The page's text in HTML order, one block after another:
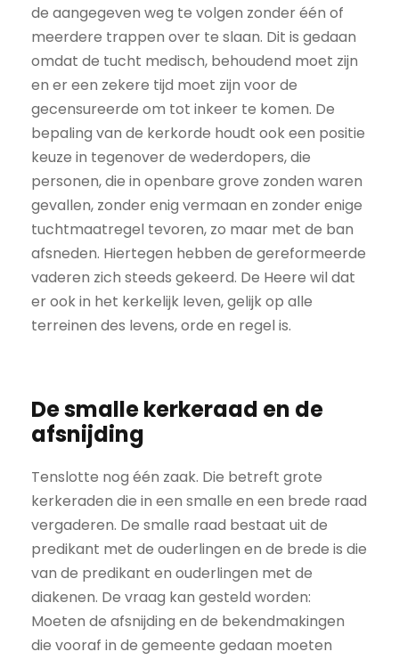
de aangegeven weg te volgen zonder één of
meerdere trappen over te slaan. Dit is gedaan
omdat de tucht medisch, behoudend moet zijn
en er een zekere tijd moet zijn voor de
gecensureerde om tot inkeer te komen. De
bepaling van de kerkorde houdt ook een positie
keuze in tegenover de wederdopers, die
personen, die in openbare grove zonden waren
gevallen, zonder enig vermaan en zonder enige
tuchtmaatregel tevoren, zo maar met de ban
afsneden. Hiertegen hebben de gereformeerde
vaderen zich steeds gekeerd. De Heere wil dat
er ook in het kerkelijk leven, gelijk op alle
terreinen des levens, orde en regel is.
De smalle kerkeraad en de
afsnijding
Tenslotte nog één zaak. Die betreft grote
kerkeraden die in een smalle en een brede raad
vergaderen. De smalle raad bestaat uit de
predikant met de ouderlingen en de brede is die
van de predikant en ouderlingen met de
diakenen. De vraag kan gesteld worden:
Moeten de afsnijding en de bekendmakingen
die vooraf in de gemeente gedaan moeten